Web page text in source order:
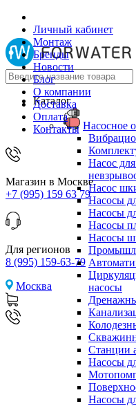
Личный кабинет
Монтаж
Бренды
Новости
Блог
О компании
Доставка
Оплата
Контакты
Магазин в Москве
+7 (995) 159 63 79
Для регионов
8 (995) 159-63-79
Москва
Каталог
Насосное
Насос
Насос
Насосы
Насосы
Насосы
Насосы
насосы
Станции
Насосы
Насосы